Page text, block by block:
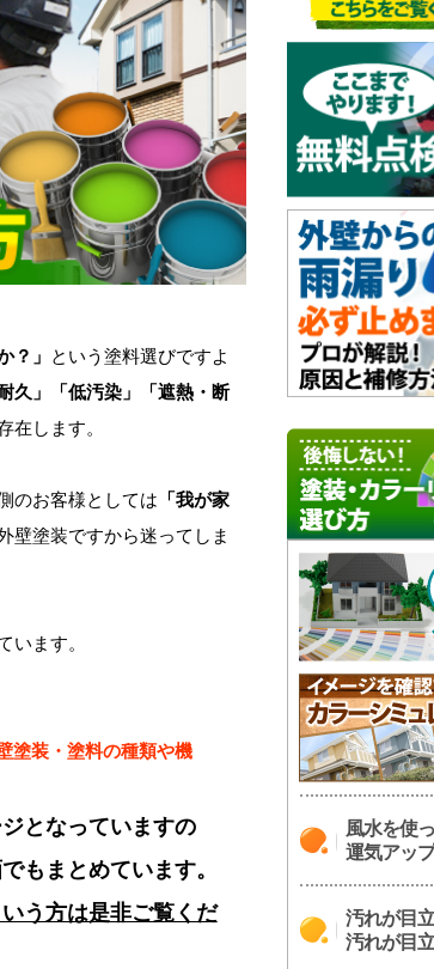
？」 という塗料選びですよ
耐久」「低汚染」「遮熱・断
在します。
のお客様としては 「我が家
壁塗装ですから迷ってしま
います。
塗装・塗料の種類や機
となっていますの
もまとめています。
う方は是非ご覧くだ
風水を使
運気アッ
汚れが目
汚れが目